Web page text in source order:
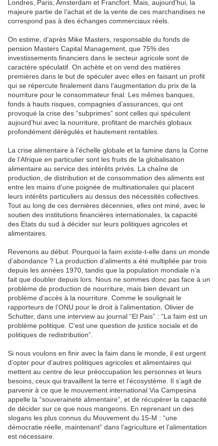
Londres, Paris, Amsterdam et Francfort. Mais, aujourd’hui, la
majeure partie de l’achat et de la vente de ces marchandises ne
correspond pas à des échanges commerciaux réels.
On estime, d’après Mike Masters, responsable du fonds de
pension Masters Capital Management, que 75% des
investissements financiers dans le secteur agricole sont de
caractère spéculatif. On achète et on vend des matières
premières dans le but de spéculer avec elles en faisant un profit
qui se répercute finalement dans l’augmentation du prix de la
nourriture pour le consommateur final. Les mêmes banques,
fonds à hauts risques, compagnies d’assurances, qui ont
provoqué la crise des “subprimes” sont celles qui spéculent
aujourd’hui avec la nourriture, profitant de marchés globaux
profondément dérégulés et hautement rentables.
La crise alimentaire à l’échelle globale et la famine dans la Corne
de l’Afrique en particulier sont les fruits de la globalisation
alimentaire au service des intérêts privés. La chaîne de
production, de distribution et de consommation des aliments est
entre les mains d’une poignée de multinationales qui placent
leurs intérêts particuliers au dessus des nécessités collectives.
Tout au long de ces dernières décennies, elles ont miné, avec le
soutien des institutions financières internationales, la capacité
des Etats du sud à décider sur leurs politiques agricoles et
alimentaires.
Revenons au début. Pourquoi la faim existe-t-elle dans un monde
d’abondance ? La production d’aliments a été multipliée par trois
depuis les années 1970, tandis que la population mondiale n’a
fait que doubler depuis lors. Nous ne sommes donc pas face à un
problème de production de nourriture, mais bien devant un
problème d’accès à la nourriture. Comme le soulignait le
rapporteurs de l’ONU pour le droit à l’alimentation, Olivier de
Schutter, dans une interview au journal “El Pais” : “La faim est un
problème politique. C’est une question de justice sociale et de
politiques de redistribution”.
Si nous voulons en finir avec la faim dans le monde, il est urgent
d’opter pour d’autres politiques agricoles et alimentaires qui
mettent au centre de leur préoccupation les personnes et leurs
besoins, ceux qui travaillent la terre et l’écosystème. Il s’agit de
parvenir à ce que le mouvement international Via Campesina
appelle la “souveraineté alimentaire”, et de récupérer la capacité
de décider sur ce que nous mangeons. En reprenant un des
slogans les plus connus du Mouvement du 15-M : “une
démocratie réelle, maintenant” dans l’agriculture et l’alimentation
est nécessaire.